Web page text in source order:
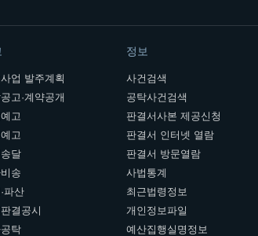
업 발주계획
고·계약공개
고
고
달
송
파산
결공시
탁
정보
사건검색
공탁사건검색
판결서사본 제공신청
판결서 인터넷 열람
판결서 방문열람
사법통계
최근법령정보
개인정보파일
예산집행실명정보